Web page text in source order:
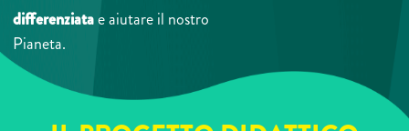
differenziatae aiutare il nostro
Pianeta.